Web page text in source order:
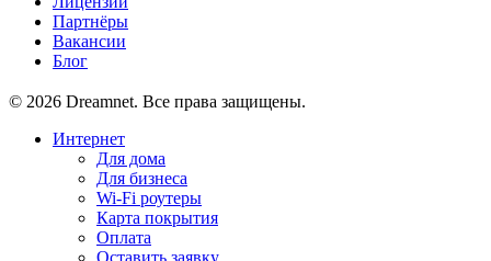
Партнёры
Вакансии
Блог
© 2026 Dreamnet. Все права защищены.
Интернет
Для дома
Для бизнеса
Wi-Fi роутеры
Карта покрытия
Оплата
Оставить заявку